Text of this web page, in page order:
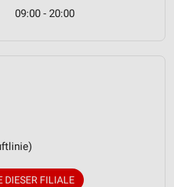
09:00 - 20:00
DIESER FILIALE